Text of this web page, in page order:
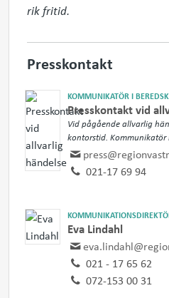
rik fritid.
Presskontakt
KOMMUNIKATÖR I
Presskontakt vid
Vid pågående allvarlig
kontorstid. Kommunikatör
021-17 69 94
Eva Lindahl
021 - 17 65 62
072-153 00 31